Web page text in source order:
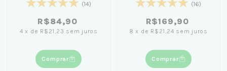
(14)
R$84,90
4 x de R$21,23 sem juros
Comprar
(16)
R$169,90
8 x de R$21,24 sem juros
Comprar